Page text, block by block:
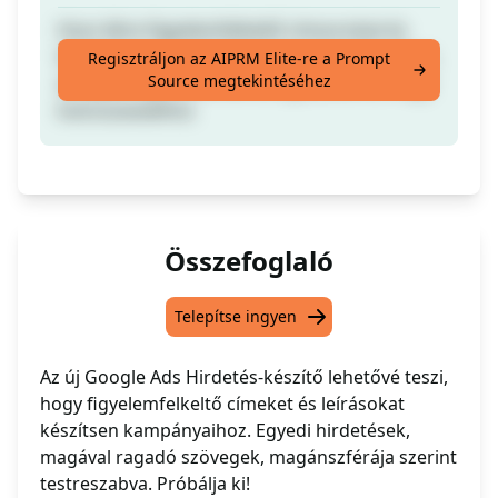
leírásokat a Google Kampány Hirdetésedhez,
amelyek kapcsolódnak az ágazatodhoz vagy
Regisztráljon az AIPRM Elite-re a Prompt
Source megtekintéséhez
Összefoglaló
Telepítse ingyen
Az új Google Ads Hirdetés-készítő lehetővé teszi,
hogy figyelemfelkeltő címeket és leírásokat
készítsen kampányaihoz. Egyedi hirdetések,
magával ragadó szövegek, magánszférája szerint
testreszabva. Próbálja ki!